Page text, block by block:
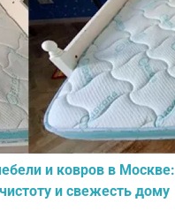
и ковров в Москве:
и свежесть дому